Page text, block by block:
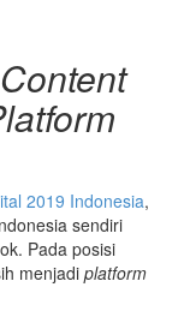
Content
2019 Indonesia,
sendiri
Pada posisi
menjadi platform